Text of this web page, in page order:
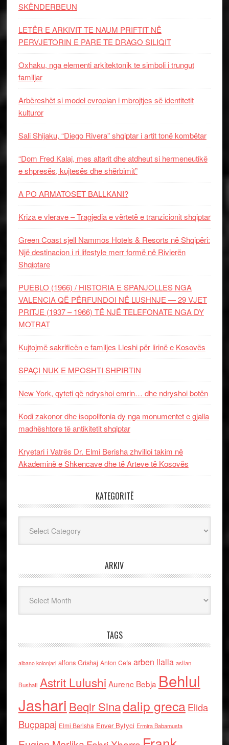
SKËNDERBEUN
LETËR E ARKIVIT TE NAUM PRIFTIT NË
PERVJETORIN E PARE TE DRAGO SILIQIT
Oxhaku, nga elementi arkitektonik te simboli i trungut
familjar
Arbëreshët si model evropian i mbrojtjes së identitetit
kulturor
Sali Shijaku, “Diego Rivera” shqiptar i artit tonë kombëtar
“Dom Fred Kalaj, mes altarit dhe atdheut si hermeneutikë
e shpresës, kujtesës dhe shërbimit”
A PO ARMATOSET BALLKANI?
Kriza e vlerave – Tragjedia e vërtetë e tranzicionit shqiptar
Green Coast sjell Nammos Hotels & Resorts në Shqipëri:
Një destinacion i ri lifestyle merr formë në Rivierën
Shqiptare
PUEBLO (1966) / HISTORIA E SPANJOLLES NGA
VALENCIA QË PËRFUNDOI NË LUSHNJE — 29 VJET
PRITJE (1937 – 1966) TË NJË TELEFONATE NGA DY
MOTRAT
Kujtojmë sakrificën e familjes Lleshi për lirinë e Kosovës
SPAÇI NUK E MPOSHTI SHPIRTIN
New York, qyteti që ndryshoi emrin… dhe ndryshoi botën
Kodi zakonor dhe isopolifonia dy nga monumentet e gjalla
madhështore të antikitetit shqiptar
Kryetari i Vatrës Dr. Elmi Berisha zhvilloi takim në
Akademinë e Shkencave dhe të Arteve të Kosovës
KATEGORITË
ARKIV
TAGS
albano kolonjari alfons Grishaj Anton Cefa arben llalla asllan
Bushati Astrit Lulushi Aurenc Bebja Behlul
Jashari Beqir Sinadalip grecaElida
Buçpapaj Elmi Berisha Enver Bytyci Ermira Babamusta